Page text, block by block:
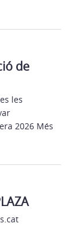
de
les
2026 Més